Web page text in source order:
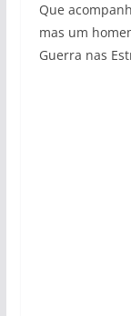
Que
mas um
Guerra nas